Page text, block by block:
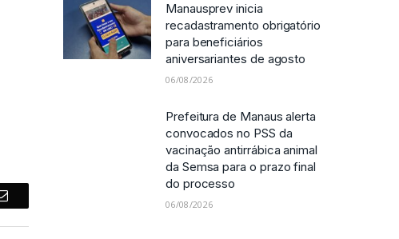
E-
Manausprev inicia
recadastramento obrigatório
para beneficiários
aniversariantes de agosto
06/08/2026
Prefeitura de Manaus alerta
convocados no PSS da
vacinação antirrábica animal
da Semsa para o prazo final
do processo
06/08/2026